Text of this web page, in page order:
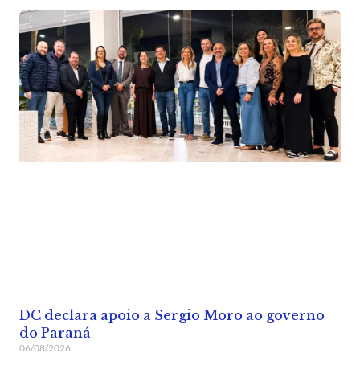
DC declara apoio a Sergio Moro ao governo
do Paraná
06/08/2026